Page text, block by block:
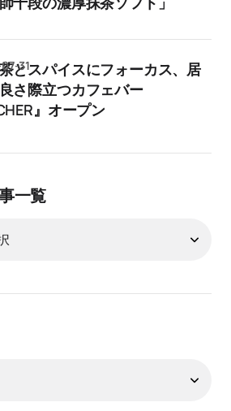
とスパイスにフォーカス、居
さ際立つカフェバー
』オープン
31
一覧